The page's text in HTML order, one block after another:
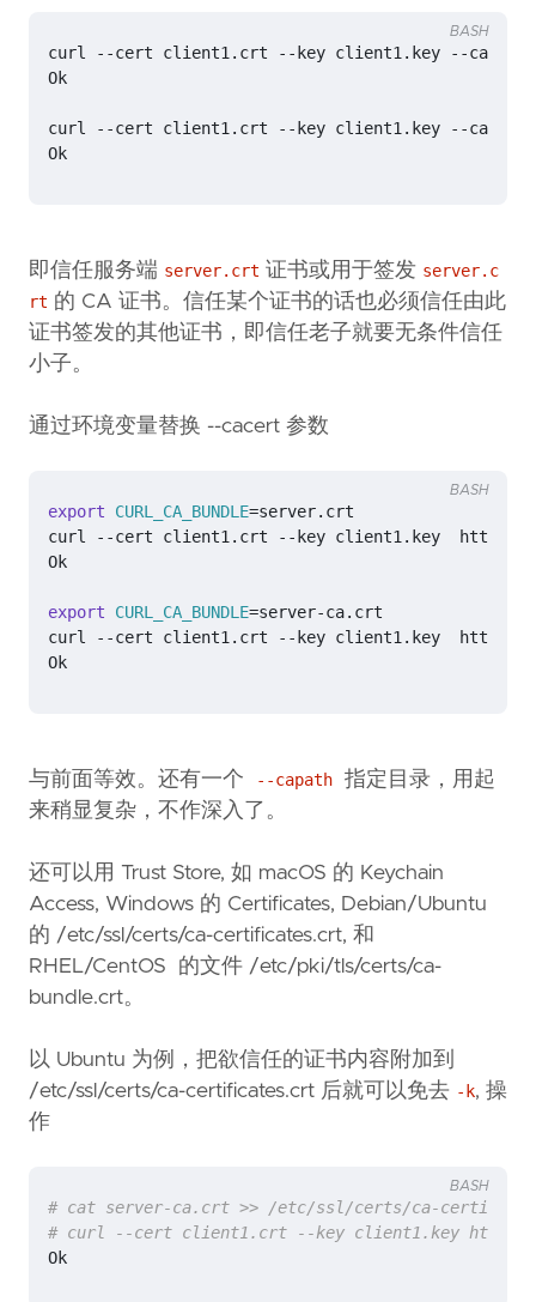
Ok
BASH
即信任服务端 server.crt 证书或用于签发 server.c
rt 的 CA 证书。信任某个证书的话也必须信任由此
证书签发的其他证书，即信任老子就要无条件信任
小子。
通过环境变量替换 --cacert 参数
export CURL_CA_BUNDLE=
export CURL_CA_BUNDLE=
Ok
BASH
与前面等效。还有一个 --capath 指定目录，用起
来稍显复杂，不作深入了。
还可以用 Trust Store, 如 macOS 的 Keychain
Access, Windows 的 Certificates, Debian/Ubuntu
的 /etc/ssl/certs/ca-certificates.crt, 和
RHEL/CentOS 的文件 /etc/pki/tls/certs/ca-
bundle.crt。
以 Ubuntu 为例，把欲信任的证书内容附加到
/etc/ssl/certs/ca-certificates.crt 后就可以免去 -k, 操
作
# cat server-ca.crt >> /etc/ssl/certs/ca-
# curl --cert client1.crt --key client1.key
Ok
BASH